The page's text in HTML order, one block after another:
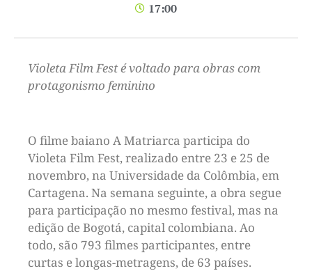
17:00
Violeta Film Fest é voltado para obras com
protagonismo feminino
O filme baiano A Matriarca participa do
Violeta Film Fest, realizado entre 23 e 25 de
novembro, na Universidade da Colômbia, em
Cartagena. Na semana seguinte, a obra segue
para participação no mesmo festival, mas na
edição de Bogotá, capital colombiana. Ao
todo, são 793 filmes participantes, entre
curtas e longas-metragens, de 63 países.